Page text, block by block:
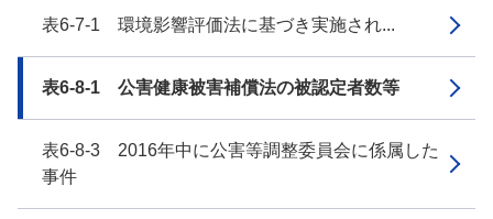
表6-7-1 環境影響評価法に基づき実施され...
表6-8-1 公害健康被害補償法の被認定者数等
表6-8-3 2016年中に公害等調整委員会に係属した
事件